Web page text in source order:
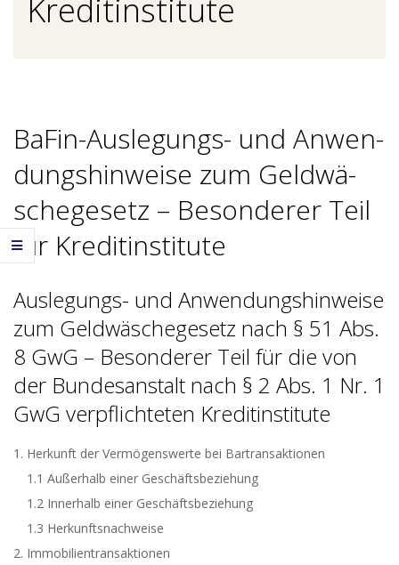
Kre­dit­in­sti­tu­te
BaFin-Aus­le­gungs- und An­wen­
dungs­hin­wei­se zum Geld­wä­
sche­ge­setz – Be­son­de­rer Teil
für Kre­dit­in­sti­tu­te
Auslegungs- und Anwendungshinweise
zum Geldwäschegesetz nach § 51 Abs.
8 GwG – Besonderer Teil für die von
der Bundesanstalt nach § 2 Abs. 1 Nr. 1
GwG verpflichteten Kreditinstitute
Herkunft der Vermögenswerte bei Bartransaktionen
1.1 Außerhalb einer Geschäftsbeziehung
1.2 Innerhalb einer Geschäftsbeziehung
1.3 Herkunftsnachweise
Immobilientransaktionen